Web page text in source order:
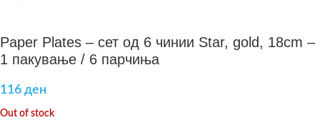
Paper Plates – сет од 6 чинии Star, gold, 18cm –
1 пакување / 6 парчиња
116 ден
Out of stock